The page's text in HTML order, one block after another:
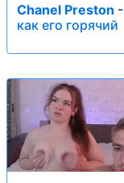
Chanel Preston -
как его горячий